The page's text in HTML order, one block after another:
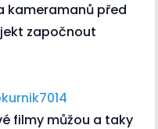
kameramanů před
započnout
filmy můžou a taky